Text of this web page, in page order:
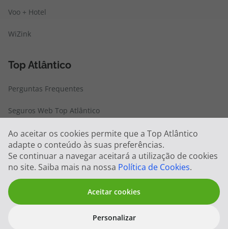
Ao aceitar os cookies permite que a Top Atlântico
adapte o conteúdo às suas preferências.
Se continuar a navegar aceitará a utilização de cookies
no site. Saiba mais na nossa Política de Cookies.
Aceitar cookies
Personalizar
Voo + Hotel
WiZink
Top Atlântico
Perguntas Frequentes
Seguros Web Top Atlântico
Condições de Utilização
Cookies
Politica Sistema de Gestão Integrado